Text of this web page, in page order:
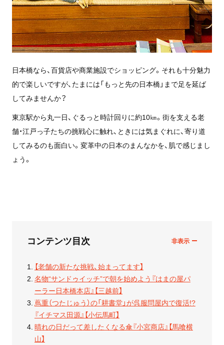
日本橋なら、百貨店や商業施設でショッピング。それも十分魅力
的で楽しいですが、たまには「もっと先の日本橋」まで足を延ば
してみませんか？
東京駅から丸一日、ぐるっと時計回りに約10㎞。街を支える老
舗・江戸っ子たちの挑戦心に触れ、ときには気まぐれに、寄り道
してみるのも面白い。変革中の日本のまんなかを、肌で感じまし
ょう。
コンテンツ目次
【老舗の新たな挑戦、始まってます】
名物“サンドゥイッチ”で朝を始めよう『はまの屋パ
ーラー日本橋本店』【三越前】
蔦重（つたじゅう）の「耕書堂」が呉服問屋内で復活!?
『イチマス田源』【小伝馬町】
晴れの日だって差したくなる傘『小宮商店』【馬喰横
山】